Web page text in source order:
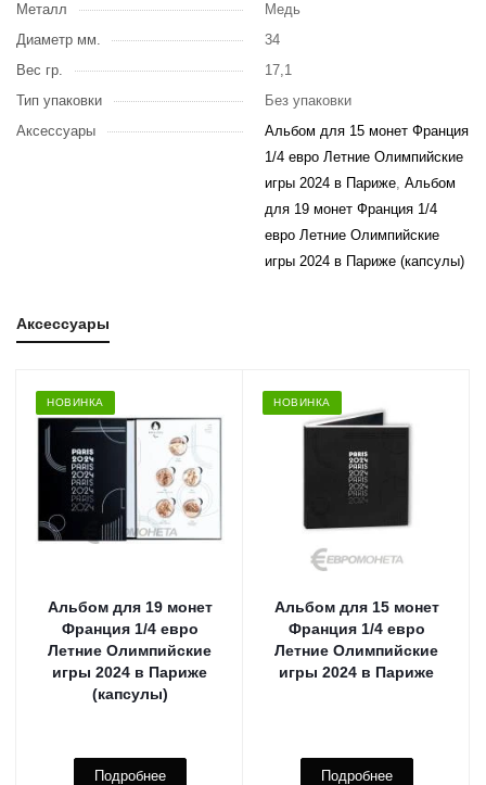
Металл
Медь
Диаметр мм.
34
Вес гр.
17,1
Тип упаковки
Без упаковки
Аксессуары
Альбом для 15 монет Франция
1/4 евро Летние Олимпийские
игры 2024 в Париже, Альбом
для 19 монет Франция 1/4
евро Летние Олимпийские
игры 2024 в Париже (капсулы)
Аксессуары
НОВИНКА
Альбом для 19 монет
Франция 1/4 евро
Летние Олимпийские
игры 2024 в Париже
(капсулы)
Подробнее
НОВИНКА
Альбом для 15 монет
Франция 1/4 евро
Летние Олимпийские
игры 2024 в Париже
Подробнее